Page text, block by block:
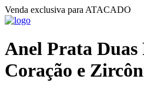
Venda exclusiva para ATACADO
Anel Prata Duas
Coração e